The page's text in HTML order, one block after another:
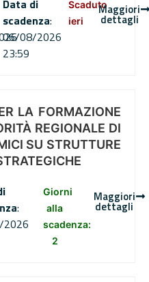
Data di
scadenza:
06/08/2026
23:59
Scaduto
ieri
Maggiori
dettagli
LA FORMAZIONE
REGIONALE DI
SU STRUTTURE
:
Giorni
alla
scadenza:
2
Maggiori
dettagli